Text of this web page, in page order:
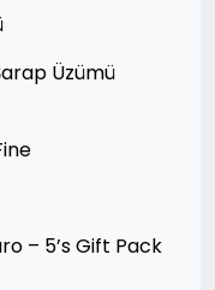
Üzümü
– 5’s Gift Pack